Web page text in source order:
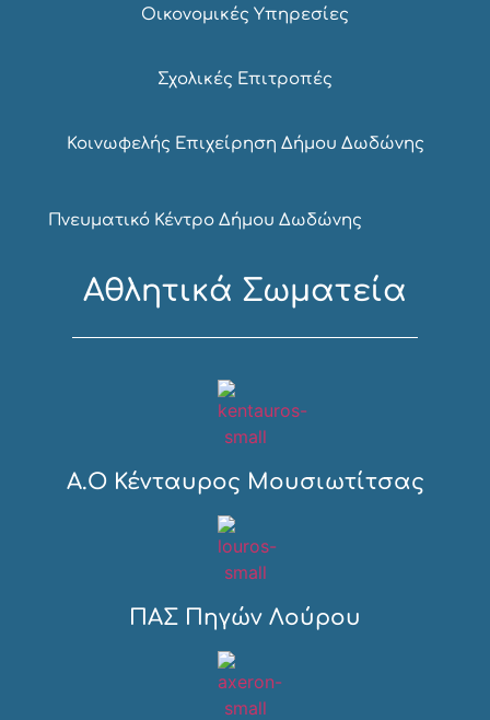
Οικονομικές Υπηρεσίες
Σχολικές Επιτροπές
Κοινωφελής Επιχείρηση Δήμου Δωδώνης
Πνευματικό Κέντρο Δήμου Δωδώνης
Αθλητικά Σωματεία
Α.Ο Κένταυρος Μουσιωτίτσας
ΠΑΣ Πηγών Λούρου